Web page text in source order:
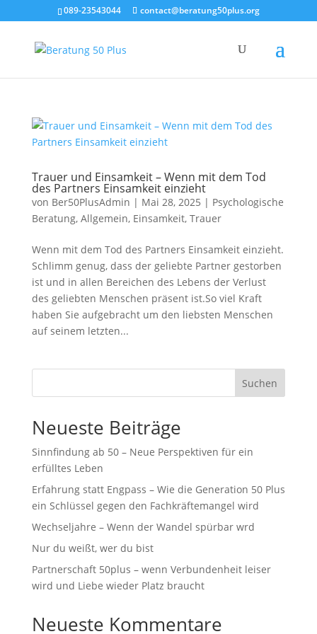
089-23543044 contact@beratung50plus.org
Trauer und Einsamkeit – Wenn mit dem Tod
des Partners Einsamkeit einzieht
von Ber50PlusAdmin | Mai 28, 2025 | Psychologische
Beratung, Allgemein, Einsamkeit, Trauer
Wenn mit dem Tod des Partners Einsamkeit einzieht.
Schlimm genug, dass der geliebte Partner gestorben
ist und in allen Bereichen des Lebens der Verlust
des geliebten Menschen präsent ist.So viel Kraft
haben Sie aufgebracht um den liebsten Menschen
auf seinem letzten...
Suchen
Neueste Beiträge
Sinnfindung ab 50 – Neue Perspektiven für ein
erfülltes Leben
Erfahrung statt Engpass – Wie die Generation 50 Plus
ein Schlüssel gegen den Fachkräftemangel wird
Wechseljahre – Wenn der Wandel spürbar wrd
Nur du weißt, wer du bist
Partnerschaft 50plus – wenn Verbundenheit leiser
wird und Liebe wieder Platz braucht
Neueste Kommentare